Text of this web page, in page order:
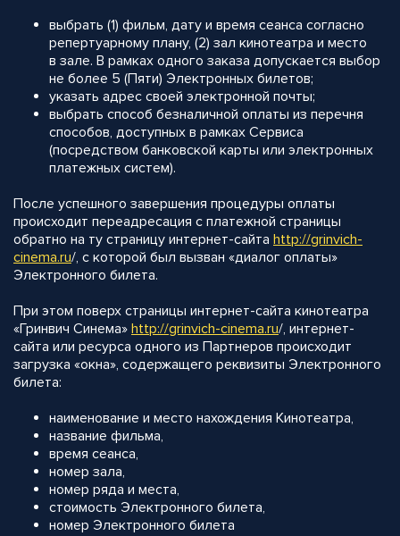
выбрать (1) фильм, дату и время сеанса согласно
репертуарному плану, (2) зал кинотеатра и место
в зале. В рамках одного заказа допускается выбор
не более 5 (Пяти) Электронных билетов;
указать адрес своей электронной почты;
выбрать способ безналичной оплаты из перечня
способов, доступных в рамках Сервиса
(посредством банковской карты или электронных
платежных систем).
После успешного завершения процедуры оплаты
происходит переадресация с платежной страницы
обратно на ту страницу интернет-сайта http://grinvich-
cinema.ru/, с которой был вызван «диалог оплаты»
Электронного билета.
При этом поверх страницы интернет-сайта кинотеатра
«Гринвич Синема» http://grinvich-cinema.ru/, интернет-
сайта или ресурса одного из Партнеров происходит
загрузка «окна», содержащего реквизиты Электронного
билета:
наименование и место нахождения Кинотеатра,
название фильма,
время сеанса,
номер зала,
номер ряда и места,
стоимость Электронного билета,
номер Электронного билета